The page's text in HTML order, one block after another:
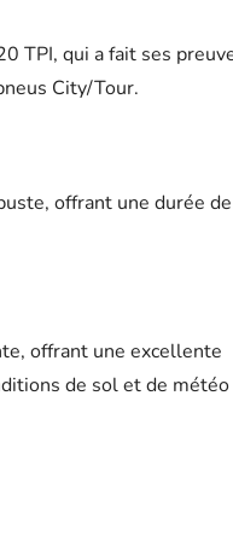
TPI, qui a fait ses
City/Tour.
offrant une durée
offrant une excellente
de sol et de météo